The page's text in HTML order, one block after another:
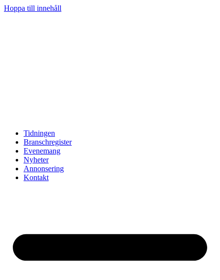
Hoppa till innehåll
Tidningen
Branschregister
Evenemang
Nyheter
Annonsering
Kontakt